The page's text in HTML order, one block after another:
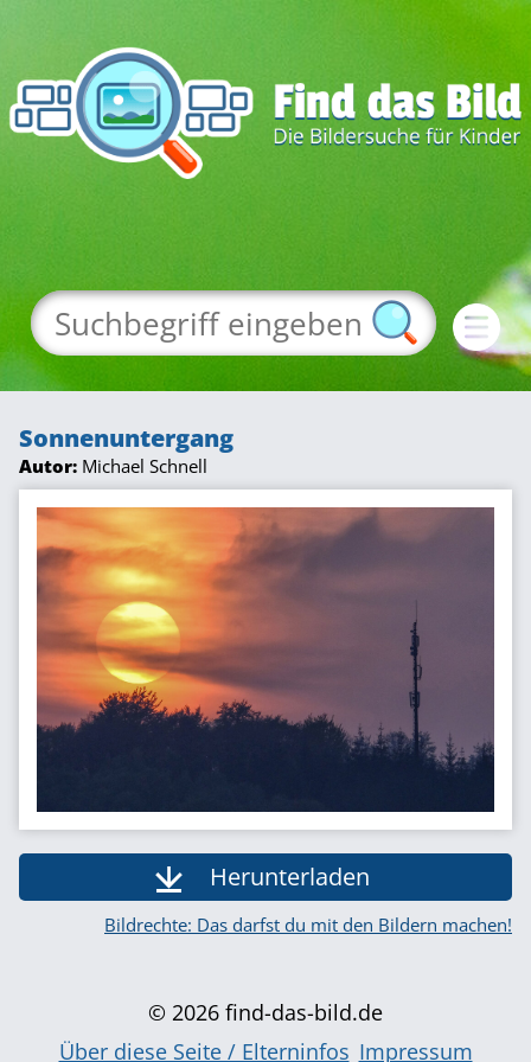
Sonnenuntergang
Autor: Michael Schnell
Herunterladen
Bildrechte: Das darfst du mit den Bildern machen!
© 2026 find-das-bild.de
Über diese Seite / Elterninfos Impressum